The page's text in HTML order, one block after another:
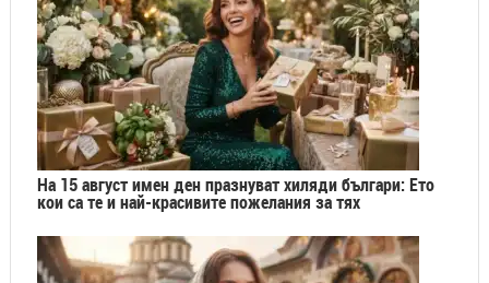
На 15 август имен ден празнуват хиляди българи: Ето
кои са те и най-красивите пожелания за тях